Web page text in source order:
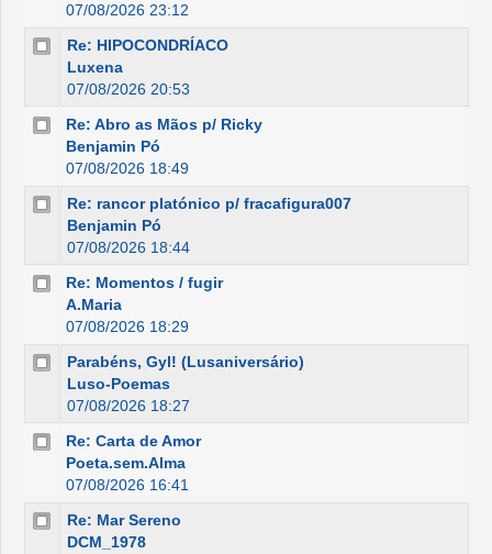
07/08/2026 23:12
Re: HIPOCONDRÍACO
Luxena
07/08/2026 20:53
Re: Abro as Mãos p/ Ricky
Benjamin Pó
07/08/2026 18:49
Re: rancor platónico p/ fracafigura007
Benjamin Pó
07/08/2026 18:44
Re: Momentos / fugir
A.Maria
07/08/2026 18:29
Parabéns, Gyl! (Lusaniversário)
Luso-Poemas
07/08/2026 18:27
Re: Carta de Amor
Poeta.sem.Alma
07/08/2026 16:41
Re: Mar Sereno
DCM_1978